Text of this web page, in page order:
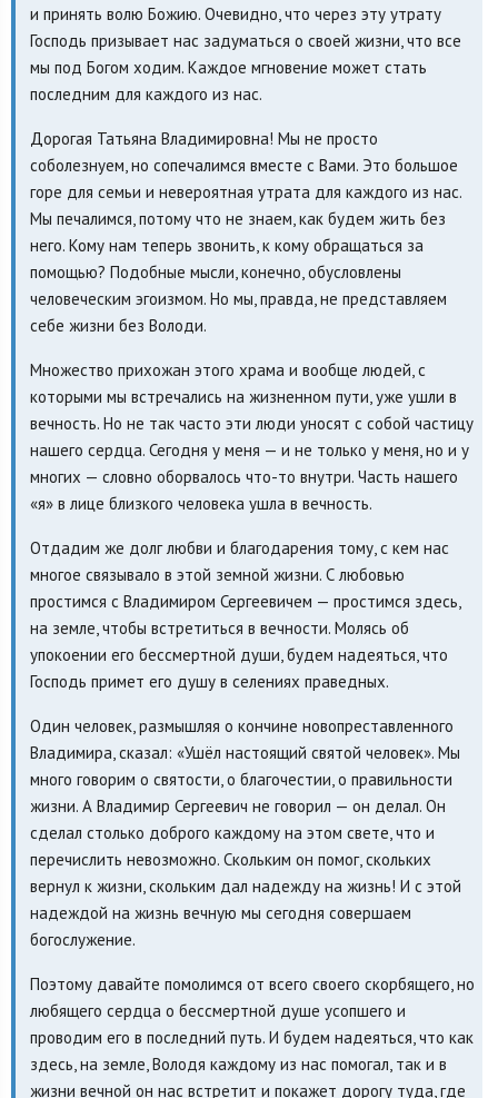
и принять волю Божию. Очевидно, что через эту утрату
Господь призывает нас задуматься о своей жизни, что все
мы под Богом ходим. Каждое мгновение может стать
последним для каждого из нас.
Дорогая Татьяна Владимировна! Мы не просто
соболезнуем, но сопечалимся вместе с Вами. Это большое
горе для семьи и невероятная утрата для каждого из нас.
Мы печалимся, потому что не знаем, как будем жить без
него. Кому нам теперь звонить, к кому обращаться за
помощью? Подобные мысли, конечно, обусловлены
человеческим эгоизмом. Но мы, правда, не представляем
себе жизни без Володи.
Множество прихожан этого храма и вообще людей, с
которыми мы встречались на жизненном пути, уже ушли в
вечность. Но не так часто эти люди уносят с собой частицу
нашего сердца. Сегодня у меня — и не только у меня, но и у
многих — словно оборвалось что-то внутри. Часть нашего
«я» в лице близкого человека ушла в вечность.
Отдадим же долг любви и благодарения тому, с кем нас
многое связывало в этой земной жизни. С любовью
простимся с Владимиром Сергеевичем — простимся здесь,
на земле, чтобы встретиться в вечности. Молясь об
упокоении его бессмертной души, будем надеяться, что
Господь примет его душу в селениях праведных.
Один человек, размышляя о кончине новопреставленного
Владимира, сказал: «Ушёл настоящий святой человек». Мы
много говорим о святости, о благочестии, о правильности
жизни. А Владимир Сергеевич не говорил — он делал. Он
сделал столько доброго каждому на этом свете, что и
перечислить невозможно. Скольким он помог, скольких
вернул к жизни, скольким дал надежду на жизнь! И с этой
надеждой на жизнь вечную мы сегодня совершаем
богослужение.
Поэтому давайте помолимся от всего своего скорбящего, но
любящего сердца о бессмертной душе усопшего и
проводим его в последний путь. И будем надеяться, что как
здесь, на земле, Володя каждому из нас помогал, так и в
жизни вечной он нас встретит и покажет дорогу туда, где